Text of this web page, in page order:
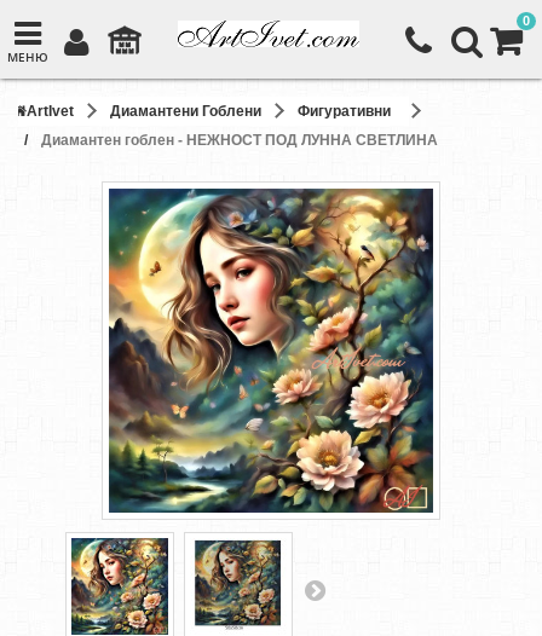
МЕНЮ
0
ArtIvet Диамантени Гоблени
Фигуративни
Диамантен гоблен - НЕЖНОСТ ПОД ЛУННА СВЕТЛИНА